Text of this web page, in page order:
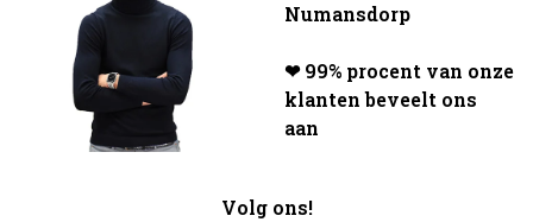
Numansdorp
❤ 99% procent van onze
klanten beveelt ons
aan
Volg ons!